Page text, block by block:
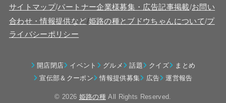
サイトマップ/パートナー企業様募集・広告記事掲載/お問い
合わせ・情報提供など/姫路の種とブドウちゃんについて/プ
ライバシーポリシー
開店閉店 イベント グルメ 話題 クイズ
まとめ
宣伝部＆クーポン
情報提供募集 広告 運営報告
© 2026 姫路の種All Rights Reserved.